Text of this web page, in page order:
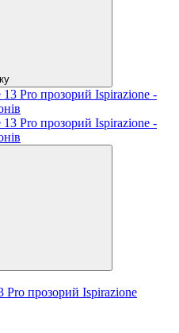
Pro прозорий Ispirazione